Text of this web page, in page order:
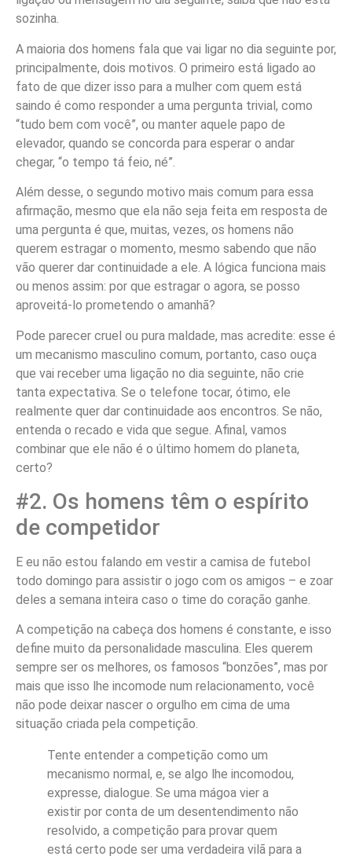
sozinha.
A maioria dos homens fala que vai ligar no dia seguinte por,
principalmente, dois motivos. O primeiro está ligado ao
fato de que dizer isso para a mulher com quem está
saindo é como responder a uma pergunta trivial, como
“tudo bem com você”, ou manter aquele papo de
elevador, quando se concorda para esperar o andar
chegar, “o tempo tá feio, né”.
Além desse, o segundo motivo mais comum para essa
afirmação, mesmo que ela não seja feita em resposta de
uma pergunta é que, muitas, vezes, os homens não
querem estragar o momento, mesmo sabendo que não
vão querer dar continuidade a ele. A lógica funciona mais
ou menos assim: por que estragar o agora, se posso
aproveitá-lo prometendo o amanhã?
Pode parecer cruel ou pura maldade, mas acredite: esse é
um mecanismo masculino comum, portanto, caso ouça
que vai receber uma ligação no dia seguinte, não crie
tanta expectativa. Se o telefone tocar, ótimo, ele
realmente quer dar continuidade aos encontros. Se não,
entenda o recado e vida que segue. Afinal, vamos
combinar que ele não é o último homem do planeta,
certo?
#2. Os homens têm o espírito
de competidor
E eu não estou falando em vestir a camisa de futebol
todo domingo para assistir o jogo com os amigos – e zoar
deles a semana inteira caso o time do coração ganhe.
A competição na cabeça dos homens é constante, e isso
define muito da personalidade masculina. Eles querem
sempre ser os melhores, os famosos “bonzões”, mas por
mais que isso lhe incomode num relacionamento, você
não pode deixar nascer o orgulho em cima de uma
situação criada pela competição.
Tente entender a competição como um
mecanismo normal, e, se algo lhe incomodou,
expresse, dialogue. Se uma mágoa vier a
existir por conta de um desentendimento não
resolvido, a competição para provar quem
está certo pode ser uma verdadeira vilã para a